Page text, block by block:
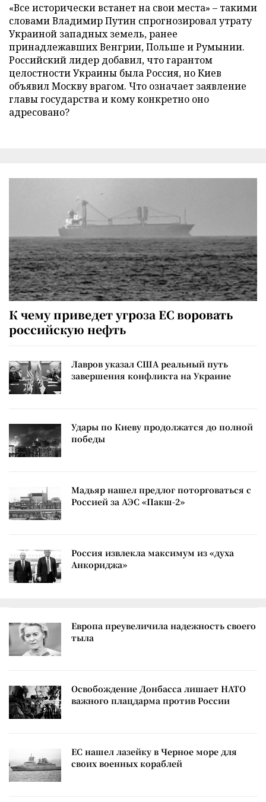
«Все исторически встанет на свои места» – такими
словами Владимир Путин спрогнозировал утрату
Украиной западных земель, ранее
принадлежавших Венгрии, Польше и Румынии.
Российский лидер добавил, что гарантом
целостности Украины была Россия, но Киев
объявил Москву врагом. Что означает заявление
главы государства и кому конкретно оно
адресовано?
К чему приведет угроза ЕС воровать
российскую нефть
Лавров указал США реальный путь
завершения конфликта на Украине
Удары по Киеву продолжатся до полной
победы
Мадьяр нашел предлог поторговаться с
Россией за АЭС «Пакш-2»
Россия извлекла максимум из «духа
Анкориджа»
Европа преувеличила надежность своего
тыла
Освобождение Донбасса лишает НАТО
важного плацдарма против России
ЕС нашел лазейку в Черное море для
своих военных кораблей